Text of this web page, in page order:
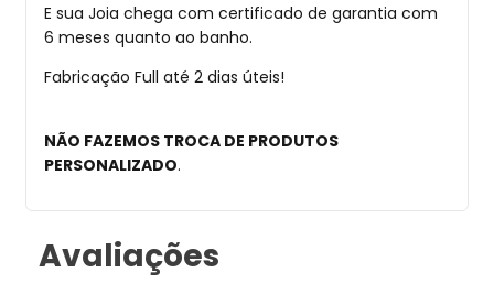
E sua Joia chega com certificado de garantia com
6 meses quanto ao banho.
Fabricação Full até 2 dias úteis!
NÃO FAZEMOS TROCA DE PRODUTOS
PERSONALIZADO.
Avaliações